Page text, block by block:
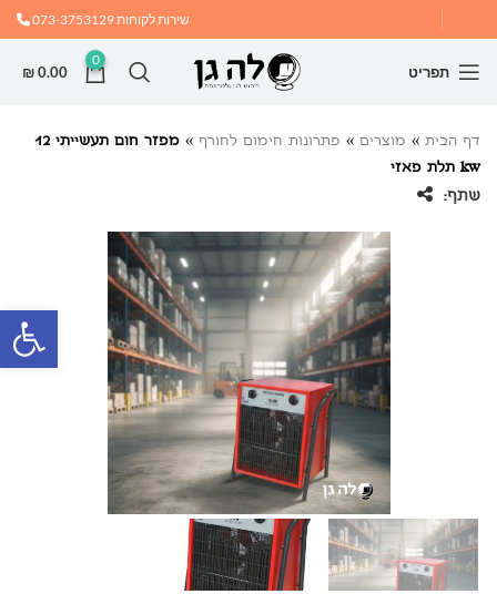
שירות לקוחות073-3753129
תפריט
0
₪0.00
דף הבית » מוצרים » פתרונות חימום לחורף »
מפזר חום תעשייתי 12
kw תלת פאזי
שתף: